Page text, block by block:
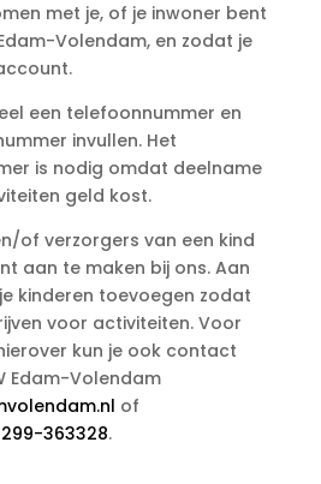
met je, of je inwoner bent
Volendam, en zodat je
een telefoonnummer en
invullen. Het
is nodig omdat deelname
geld kost.
of verzorgers van een kind
aan te maken bij ons. Aan
kinderen toevoegen zodat
voor activiteiten. Voor
kun je ook contact
Edam-Volendam
of
363328.